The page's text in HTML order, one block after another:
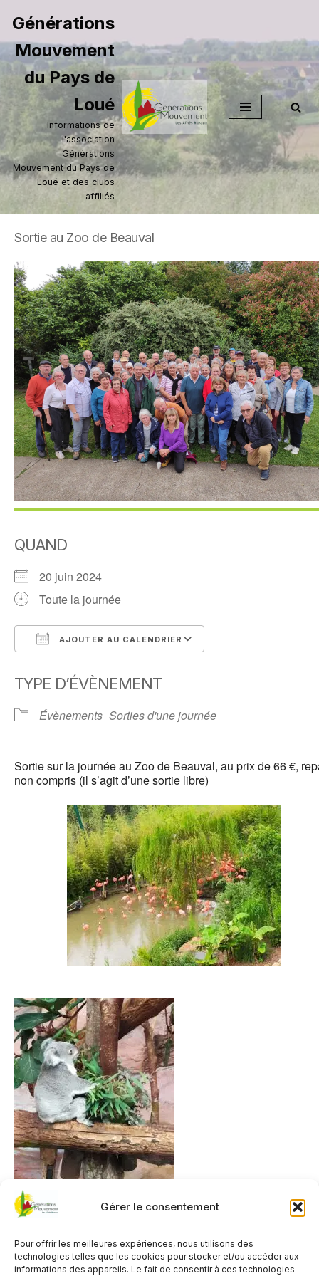
Gérer le consentement
Pour offrir les meilleures expériences, nous utilisons des
technologies telles que les cookies pour stocker et/ou accéder aux
informations des appareils. Le fait de consentir à ces technologies
Aller
au
contenu
Générations
Mouvement
du Pays de
Loué
Informations de
l'association
Générations
Mouvement du Pays de
Loué et des clubs
affiliés
Sortie au Zoo de Beauval
QUAND
20 juin 2024
Toute la journée
AJOUTER AU CALENDRIER
TYPE D’ÉVÈNEMENT
Évènements Sorties d'une journée
Sortie sur la journée au Zoo de Beauval, au prix de 66 €,
non compris (il s’agit d’une sortie libre)
Superbe journée au Zoo
Beauval le 20 juin 2024.